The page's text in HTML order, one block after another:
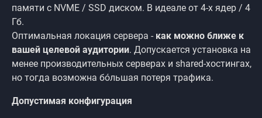
памяти с NVME / SSD диском. В идеале от 4-х ядер / 4
Гб.
Оптимальная локация сервера - как можно ближе к
вашей целевой аудитории. Допускается установка на
менее производительных серверах и shared-хостингах,
но тогда возможна бóльшая потеря трафика.
Допустимая конфигурация